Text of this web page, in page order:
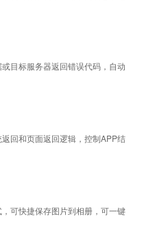
目标服务器返回错误代码，自动
回和页面返回逻辑，控制APP结
可快捷保存图片到相册，可一键